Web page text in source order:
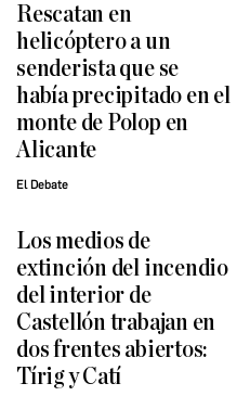
Rescatan en
helicóptero a un
senderista que se
había precipitado en el
monte de Polop en
Alicante
El Debate
Los medios de
extinción del incendio
del interior de
Castellón trabajan en
dos frentes abiertos:
Tírig y Catí